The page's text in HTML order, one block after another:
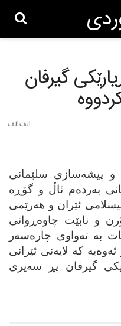
گیرفان
و پیشه‌سازی سلێمانی
به‌رده‌م ئاڵ و گۆڕه‌
ئێران و هه‌رێمی
و نابێت چاوه‌ڕوانی
به‌ ته‌واوی چاره‌سه‌ر
که‌ لایه‌نی ئێرانی
گیرفان پڕ سه‌یری